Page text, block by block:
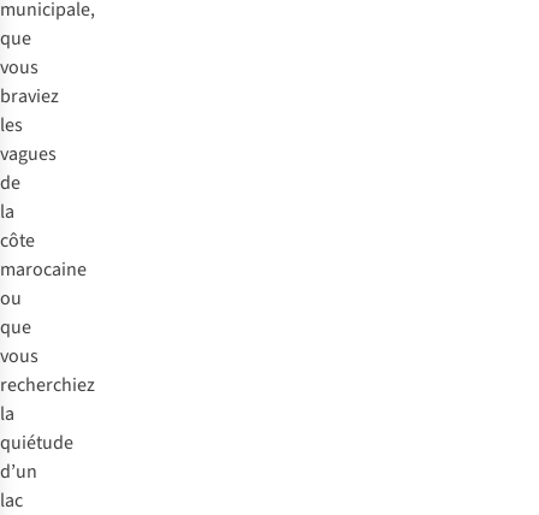
municipale,
que
vous
braviez
les
vagues
de
la
côte
marocaine
ou
que
vous
recherchiez
la
quiétude
d’un
lac